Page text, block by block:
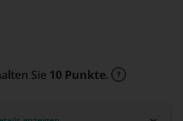
Sie 10 Punkte.